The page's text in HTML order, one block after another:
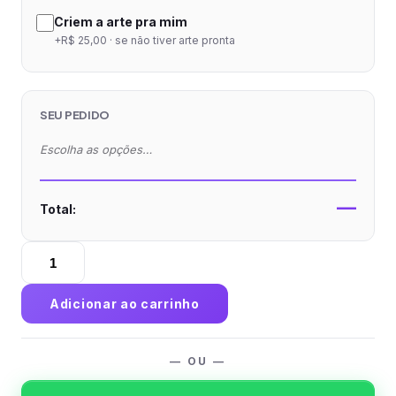
Criem a arte pra mim
+R$ 25,00 · se não tiver arte pronta
SEU PEDIDO
Escolha as opções…
Total: —
Bloco
Anotação
MIOLO
BRANCO
75g
Adicionar ao carrinho
— OU —